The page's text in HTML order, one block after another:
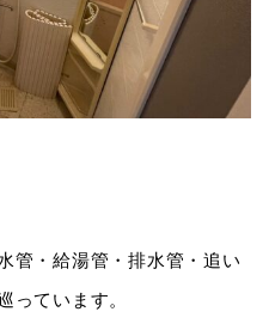
管・給湯管・排水管・追い
っています。